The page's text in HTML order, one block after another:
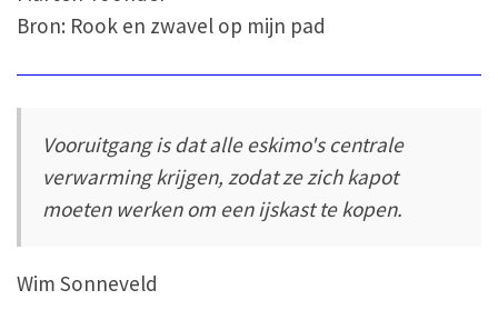
Bron: Rook en zwavel op mijn pad
Vooruitgang is dat alle eskimo's centrale
verwarming krijgen, zodat ze zich kapot
moeten werken om een ijskast te kopen.
Wim Sonneveld